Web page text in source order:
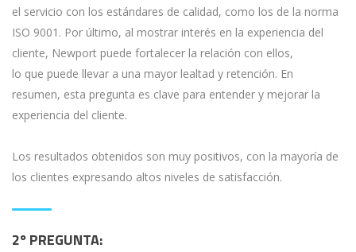
el servicio con los estándares de calidad, como los de la norma
ISO 9001. Por último, al mostrar interés en la experiencia del
cliente, Newport puede fortalecer la relación con ellos,
lo que puede llevar a una mayor lealtad y retención. En
resumen, esta pregunta es clave para entender y mejorar la
experiencia del cliente.
Los resultados obtenidos son muy positivos, con la mayoría de
los clientes expresando altos niveles de satisfacción.
2º PREGUNTA: